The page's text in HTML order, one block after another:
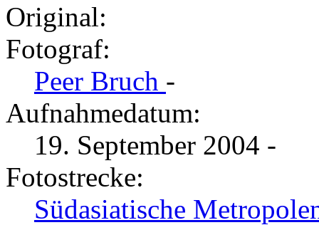
Original:
Fotograf:
Peer Bruch -
Aufnahmedatum:
19. September 2004 -
Fotostrecke:
Südasiatische